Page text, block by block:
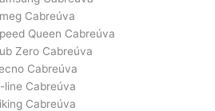
Cabreúva
Queen Cabreúva
Zero Cabreúva
Cabreúva
line Cabreúva
Cabreúva